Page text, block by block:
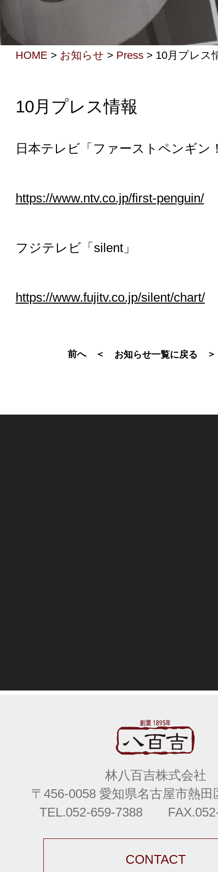
HOME > お知らせ > Press > 10月プレス
10月プレス情報
日本テレビ「ファーストペンギン
https://www.ntv.co.jp/first-penguin/
フジテレビ「silent」
https://www.fujitv.co.jp/silent/chart/
前へ ＜ お知らせ一覧に戻る
林八百吉株式会社
〒456-0058 愛知県名古屋市熱田
TEL.052-659-7388
CONTACT